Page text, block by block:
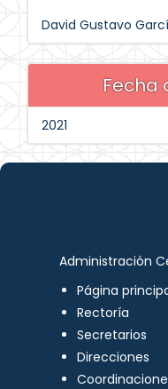
David Gustavo
Fecha
2021
Administración
Página
Rectoría
Secretarios
Direcciones